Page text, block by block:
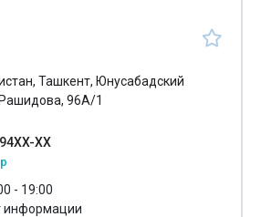
управления предприятием
энергосбережения
Ташкент, Юнусабадский
96А/1
XX
- 19:00
информации